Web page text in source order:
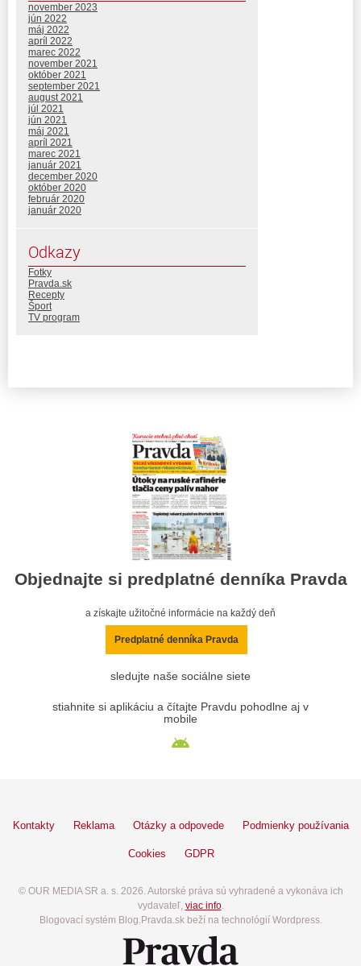
november 2023
jún 2022
máj 2022
apríl 2022
marec 2022
november 2021
október 2021
september 2021
august 2021
júl 2021
jún 2021
máj 2021
apríl 2021
marec 2021
január 2021
december 2020
október 2020
február 2020
január 2020
Odkazy
Fotky
Pravda.sk
Recepty
Šport
TV program
Objednajte si predplatné denníka Pravda
a získajte užitočné informácie na každý deň
Predplatné denníka Pravda
sledujte naše sociálne siete
stiahnite si aplikáciu a čítajte Pravdu pohodlne aj v
mobile
Kontakty Reklama Otázky a odpovede Podmienky používania
Cookies GDPR
© OUR MEDIA SR a. s. 2026. Autorské práva sú vyhradené a vykonáva ich
vydavateľ, viac info.
Blogovací systém Blog.Pravda.sk beží na technológií Wordpress.